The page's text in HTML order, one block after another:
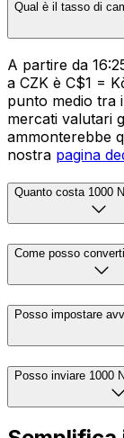
Qual è il tasso di
A partire da
a CZK è C$1 =
punto medio tra
mercati valutari
ammonterebbe
nostra pagina
Quanto costa 1000
Come posso
Posso impostare
Posso inviare 1000